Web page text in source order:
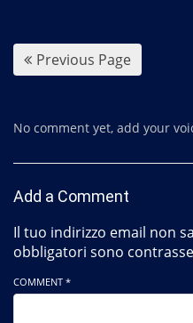
Previous Page
No comment yet, add your
Add a Comment
Il tuo indirizzo email non
obbligatori sono
COMMENT *